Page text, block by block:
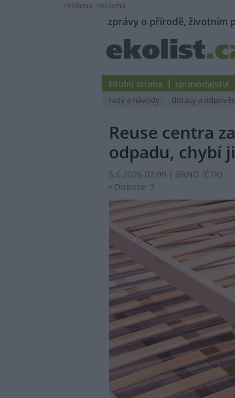
reklama reklama
zprávy o přírodě, životním
titulní strana zpravodajství
rady a návody dotazy a
Reuse centra
odpadu, chybí
5.6.2026 02:09 | BRNO (ČTK)
Diskuse: 3